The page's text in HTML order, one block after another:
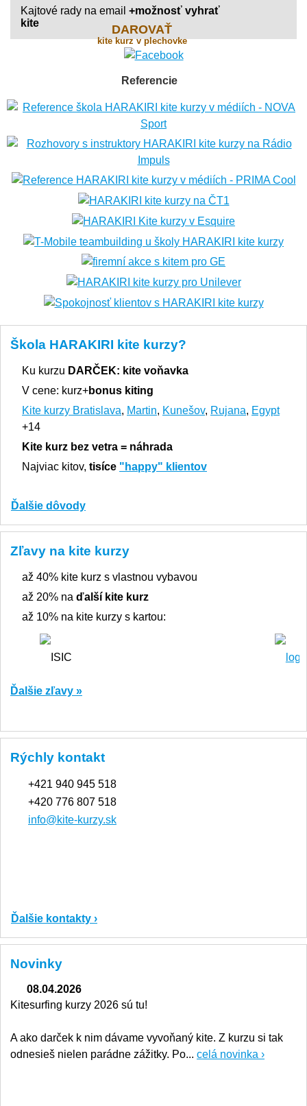
DAROVAŤ
kite kurz v plechovke
Kajtové rady na email +možnosť vyhrať
kite
Referencie
Škola HARAKIRI kite kurzy?
Ku kurzu DARČEK: kite voňavka
V cene: kurz+bonus kiting
Kite kurzy Bratislava, Martin, Kunešov, Rujana, Egypt
+14
Kite kurz bez vetra = náhrada
Najviac kitov, tisíce "happy" klientov
Ďalšie dôvody
Zľavy na kite kurzy
až 40% kite kurz s vlastnou vybavou
až 20% na ďalší kite kurz
až 10% na kite kurzy s kartou:
Ďalšie zľavy »
Rýchly kontakt
+421 940 945 518
+420 776 807 518
info@kite-kurzy.sk
Ďalšie kontakty ›
Novinky
08.04.2026
Kitesurfing kurzy 2026 sú tu!
A ako darček k nim dávame vyvoňaný kite. Z kurzu si tak
odnesieš nielen parádne zážitky. Po... celá novinka ›